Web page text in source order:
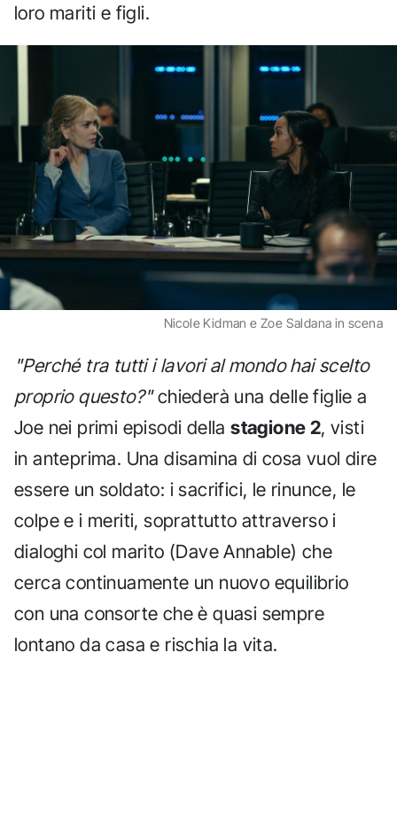
loro mariti e figli.
Nicole Kidman e Zoe Saldana in scena
"Perché tra tutti i lavori al mondo hai scelto
proprio questo?"chiederà una delle figlie a
Joe nei primi episodi dellastagione 2, visti
in anteprima. Una disamina di cosa vuol dire
essere un soldato: i sacrifici, le rinunce, le
colpe e i meriti, soprattutto attraverso i
dialoghi col marito (Dave Annable) che
cerca continuamente un nuovo equilibrio
con una consorte che è quasi sempre
lontano da casa e rischia la vita.